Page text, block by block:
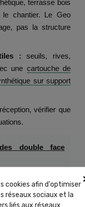
terrasse bois
chantier. Le Geo
pas la structure
: seuils, rives,
une cartouche de
sur support
vérifier que
double face
ne doivent pas
étanche. Le but
cookies afin d'optimiser
réseaux sociaux et la
liés aux réseaux